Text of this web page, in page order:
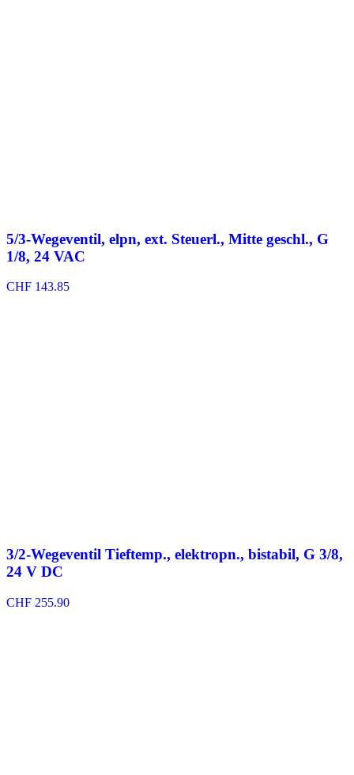
5/3-Wegeventil, elpn, ext. Steuerl., Mitte geschl., G
1/8, 24 VAC
CHF 143.85
3/2-Wegeventil Tieftemp., elektropn., bistabil, G 3/8,
24 V DC
CHF 255.90